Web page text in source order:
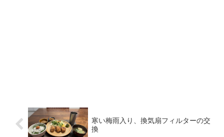
寒い梅雨入り、換気扇フィルターの交
換